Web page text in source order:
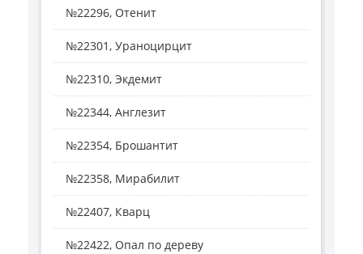
№22296, Отенит
№22301, Ураноцирцит
№22310, Экдемит
№22344, Англезит
№22354, Брошантит
№22358, Мирабилит
№22407, Кварц
№22422, Опал по дереву